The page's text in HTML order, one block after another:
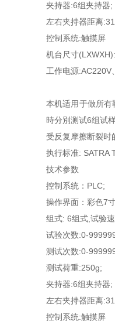
夹持器:6组夹持器;
左右夹持器距离
控制系统:触摸屏
机台尺寸(LXWXH):
工作电源:AC220V
本机适用于做所
時分別测试6组试
受反复摩擦断裂时
执行标准: SATRA
技术参数
控制系统： PLC;
操作界面：彩色7
组式: 6组式 试验
试验次数:0-
测试次数:0-
测试荷重:250g;
夹持器:6组夹持器;
左右夹持器距离
控制系统:触摸屏